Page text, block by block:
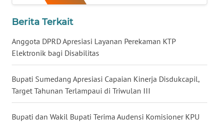
Berita Terkait
Anggota DPRD Apresiasi Layanan Perekaman KTP
Elektronik bagi Disabilitas
Bupati Sumedang Apresiasi Capaian Kinerja Disdukcapil,
Target Tahunan Terlampaui di Triwulan III
Bupati dan Wakil Bupati Terima Audensi Komisioner KPU
WN